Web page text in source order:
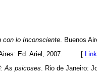
con lo Inconsciente . Buenos
Aires: Ed. Ariel, 2007. [
As psicoses. Rio de